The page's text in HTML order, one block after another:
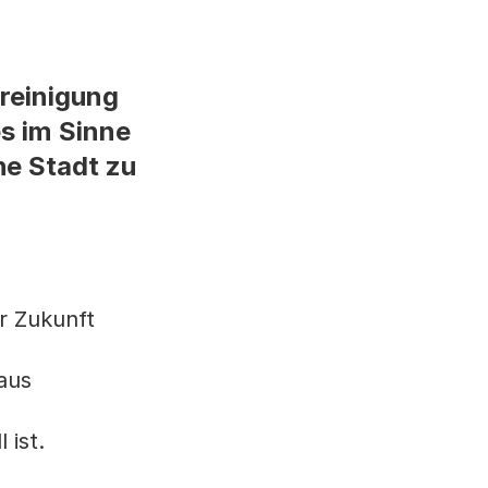
im Sinne
Stadt zu
Zukunft
ist.